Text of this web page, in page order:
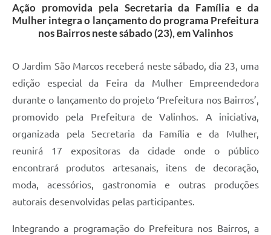
Conselhos Municipais
Projetos
Editais
Serviços Online
Telefones Úteis
Enquete
Jornal
Ação promovida pela Secretaria da Família e da
Mulher integra o lançamento do programa Prefeitura
nos Bairros neste sábado (23), em Valinhos
O Jardim São Marcos receberá neste sábado, dia 23, uma
edição especial da Feira da Mulher Empreendedora
durante o lançamento do projeto ‘Prefeitura nos Bairros’,
promovido pela Prefeitura de Valinhos. A iniciativa,
organizada pela Secretaria da Família e da Mulher,
reunirá 17 expositoras da cidade onde o público
encontrará produtos artesanais, itens de decoração,
moda, acessórios, gastronomia e outras produções
autorais desenvolvidas pelas participantes.
Integrando a programação do Prefeitura nos Bairros, a